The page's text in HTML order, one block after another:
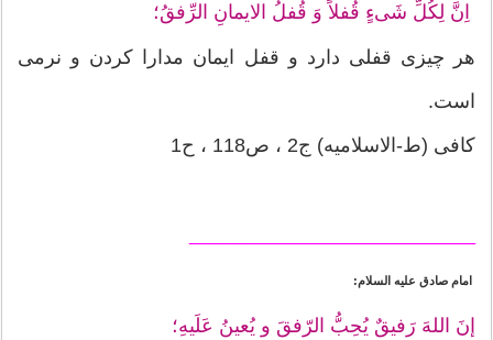
اِنَّ لِکُلِّ شَیءٍ قُفلاً وَ قُفلُ الایمانِ الرِّفقُ؛
هر چیزی قفلی دارد و قفل ایمان مدارا کردن و نرمی
است.
کافی (ط-الاسلامیه) ج2 ، ص118 ، ح1
امام صادق علیه السلام:
إنَ اللهَ رَفیقٌ یُحِبُّ الرّفقَ و یُعینُ عَلَیهِ؛